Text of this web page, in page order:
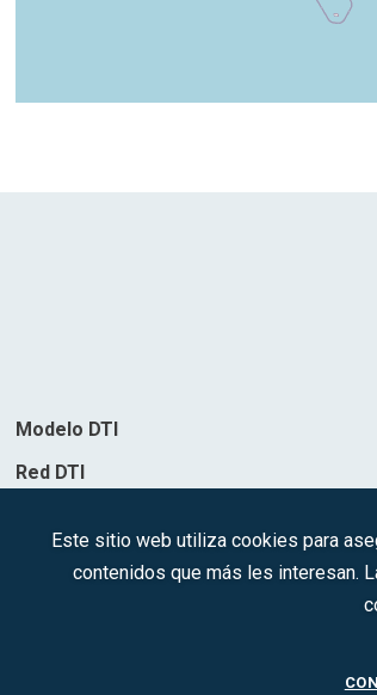
Modelo DTI
Red DTI
Este sitio web utiliza cookies para
contenidos que más les interesan.